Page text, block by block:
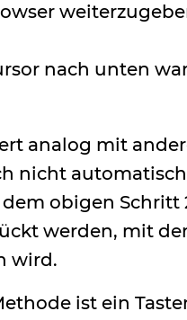
nach unten
analog mit
nicht
obigen Schritt
werden, mit
wird.
ist ein